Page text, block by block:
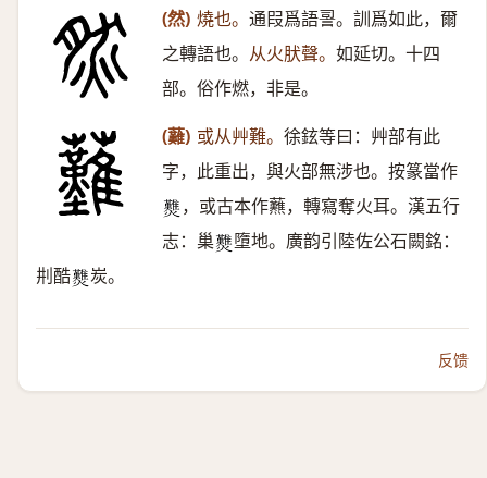
(然) 燒也。 通叚爲語䛐。訓爲如此，爾
之轉語也。 从火肰聲。 如延切。十四
部。俗作燃，非是。
(䕼) 或从艸難。 徐鉉等曰：艸部有此
字，此重出，與火部無涉也。按篆當作
𤓉 ，或古本作䖄，轉寫奪火耳。漢五行
志：巢𤓉 墮地。廣韵引陸佐公石闕銘：
㓝酷𤓉 炭。
反馈